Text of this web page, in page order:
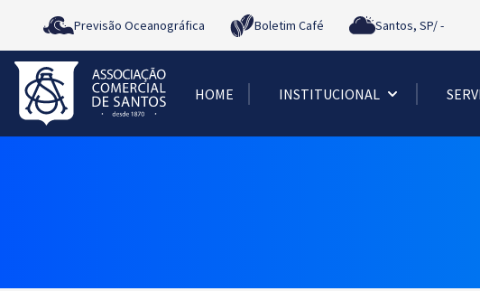
Previsão Oceanográfica Boletim Café Santos, SP/-
HOME INSTITUCIONAL